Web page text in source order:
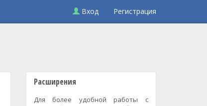
Вход Регистрация
Расширения
Для более удобной работы с